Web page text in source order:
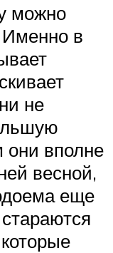
можно
Именно в
не
они вполне
весной,
еще